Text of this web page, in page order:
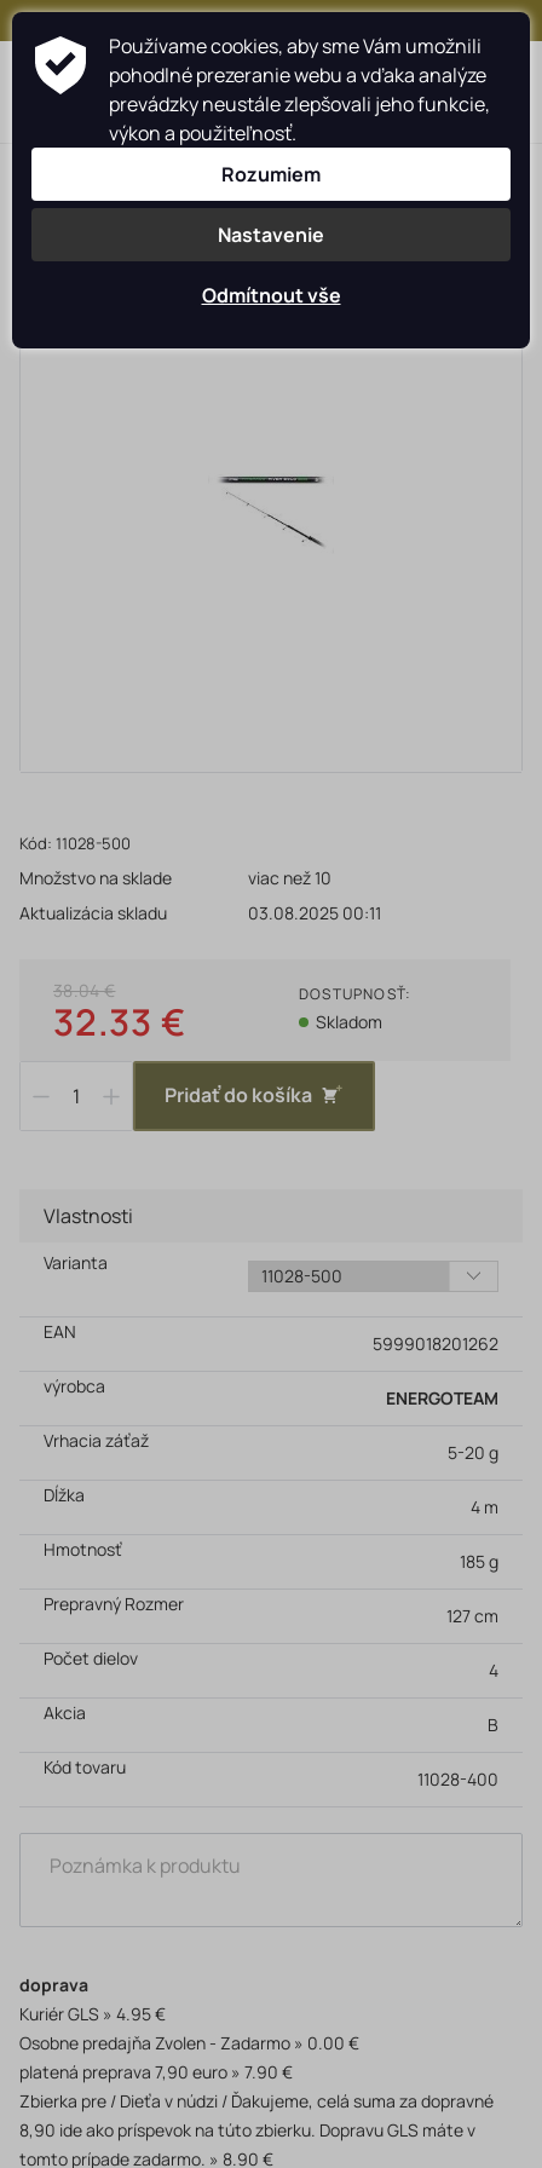
+421 917 159 547
Rybárské potreby rybarzv.sk>Rybárske prúty
Matchové, bolognesové prúty
Kód: 11028-500
Množstvo na sklade
viac než 10
Aktualizácia skladu
03.08.2025 00:11
38.04 €
32.33 €
DOSTUPNOSŤ:
Skladom
Pridať do košíka
Vlastnosti
Varianta
EAN
5999018201262
výrobca
ENERGOTEAM
Vrhacia záťaž
5-20 g
Dĺžka
4 m
Hmotnosť
185 g
Prepravný Rozmer
127 cm
Počet dielov
4
Akcia
B
Kód tovaru
11028-400
doprava
Kuriér GLS
4.95 €
Osobne predajňa Zvolen - Zadarmo
0.00 €
platená preprava 7,90 euro
7.90 €
Zbierka pre / Dieťa v núdzi / Ďakujeme, celá suma za dopravné
8,90 ide ako príspevok na túto zbierku. Dopravu GLS máte v
tomto prípade zadarmo.
8.90 €
Používame cookies, aby sme Vám umožnili
pohodlné prezeranie webu a vďaka analýze
prevádzky neustále zlepšovali jeho funkcie,
výkon a použiteľnosť.
Rozumiem
Nastavenie
Odmítnout vše